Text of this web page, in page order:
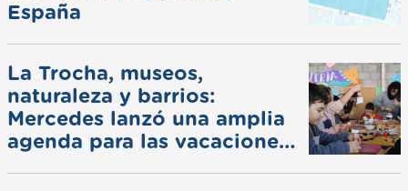
España
La Trocha, museos,
naturaleza y barrios:
Mercedes lanzó una amplia
agenda para las vacaciones